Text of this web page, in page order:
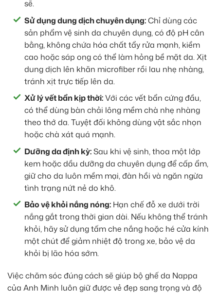
sẽ.
Sử dụng dung dịch chuyên dụng:Chỉ dùng các
sản phẩm vệ sinh da chuyên dụng, có độ pH cân
bằng, không chứa hóa chất tẩy rửa mạnh, kiềm
cao hoặc sáp ong có thể làm hỏng bề mặt da. Xịt
dung dịch lên khăn microfiber rồi lau nhẹ nhàng,
tránh xịt trực tiếp lên da.
Xử lý vết bẩn kịp thời:Với các vết bẩn cứng đầu,
có thể dùng bàn chải lông mềm chà nhẹ nhàng
theo thớ da. Tuyệt đối không dùng vật sắc nhọn
hoặc chà xát quá mạnh.
Dưỡng da định kỳ:Sau khi vệ sinh, thoa một lớp
kem hoặc dầu dưỡng da chuyên dụng để cấp ẩm,
giữ cho da luôn mềm mại, đàn hồi và ngăn ngừa
tình trạng nứt nẻ do khô.
Bảo vệ khỏi nắng nóng: Hạn chế đỗ xe dưới trời
nắng gắt trong thời gian dài. Nếu không thể tránh
khỏi, hãy sử dụng tấm che nắng hoặc hé cửa kính
một chút để giảm nhiệt độ trong xe, bảo vệ da
khỏi bị lão hóa sớm.
Việc chăm sóc đúng cách sẽ giúp bộ ghế da Nappa
của Anh Minh luôn giữ được vẻ đẹp sang trọng và độ